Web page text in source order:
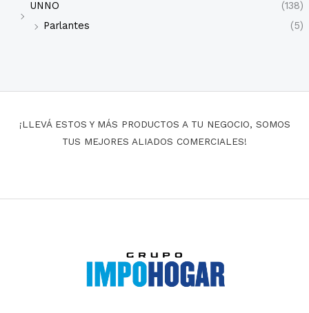
UNNO
(138)
Parlantes
(5)
¡LLEVÁ ESTOS Y MÁS PRODUCTOS A TU NEGOCIO, SOMOS
TUS MEJORES ALIADOS COMERCIALES!